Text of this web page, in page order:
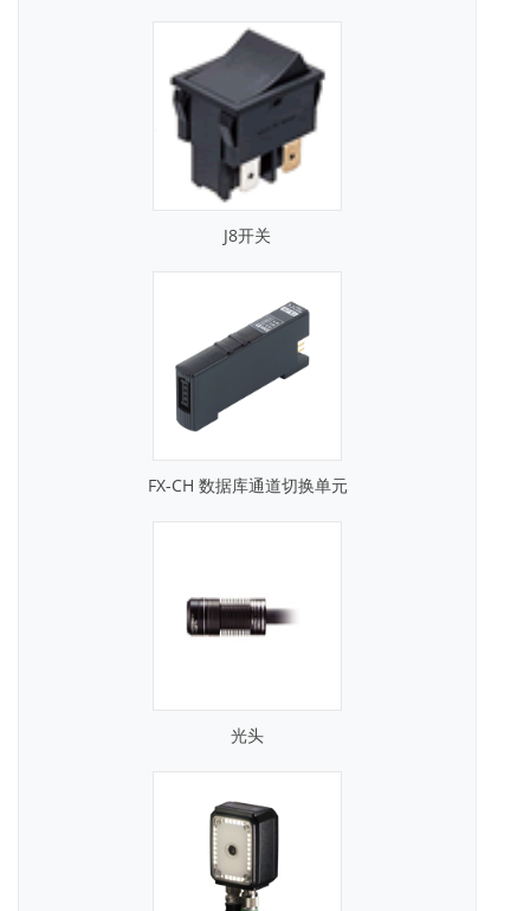
J8开关
FX-CH 数据库通道切换单元
光头